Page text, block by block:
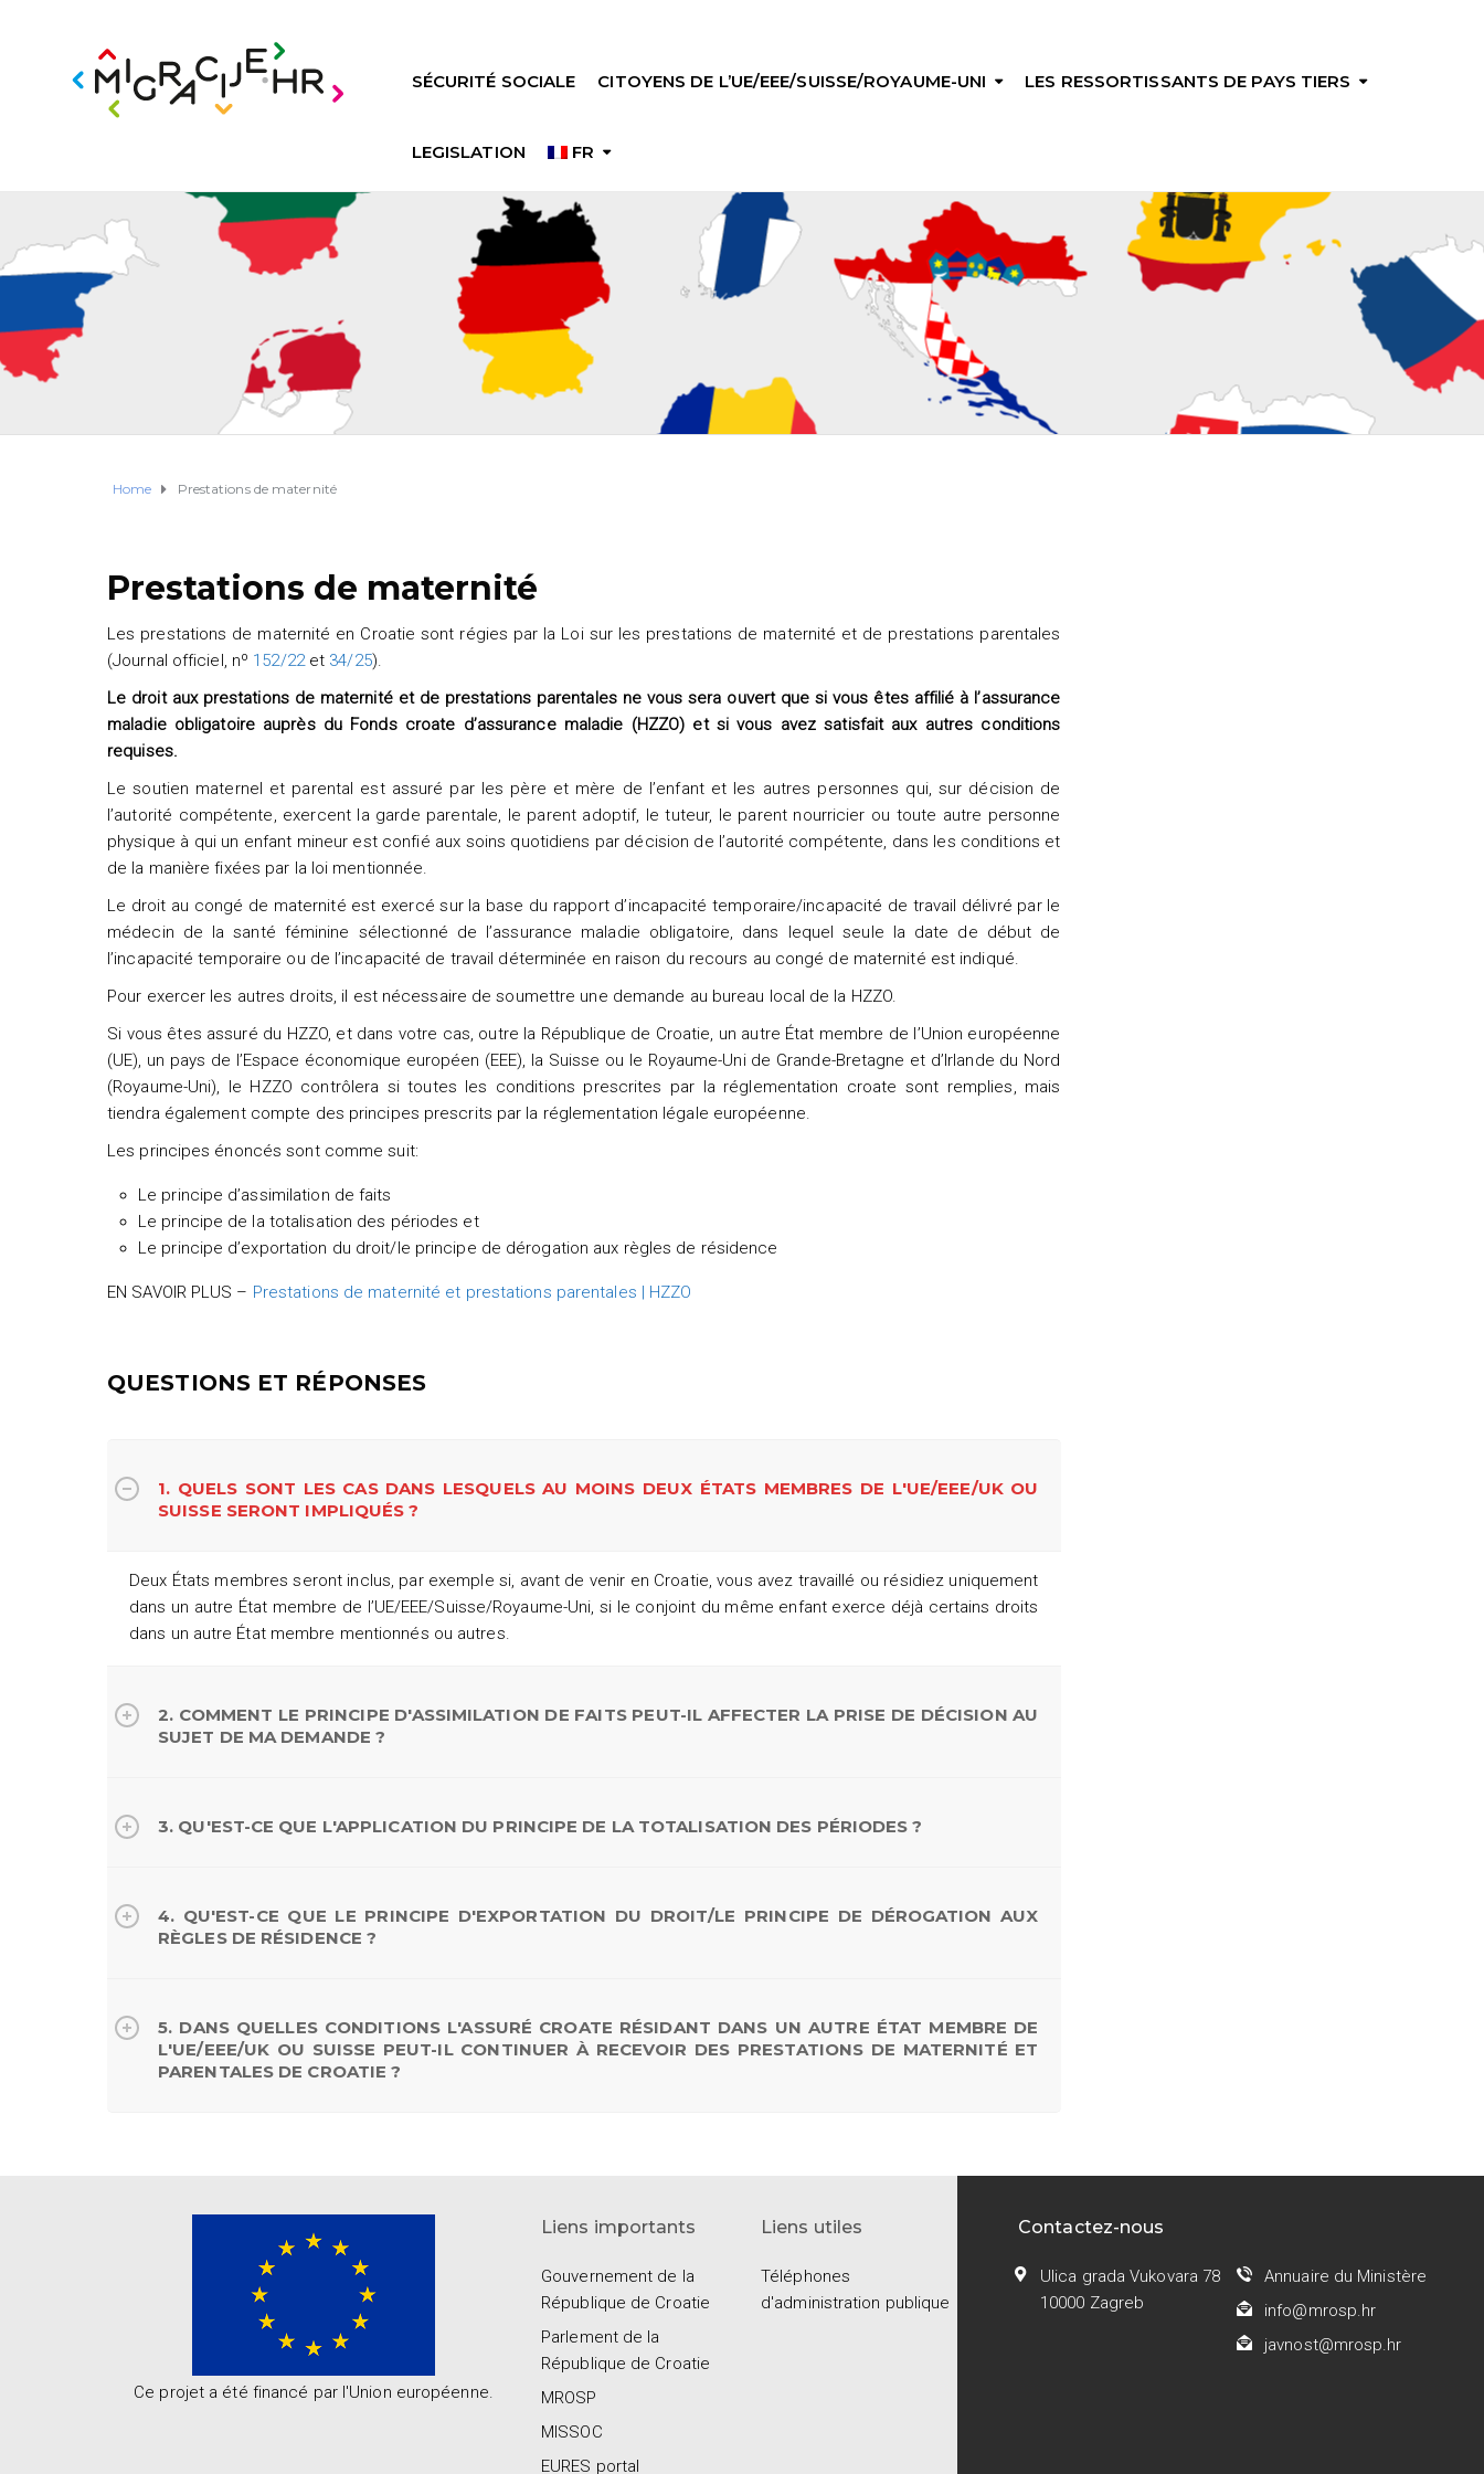
SÉCURITÉ SOCIALE CITOYENS DE L’UE/EEE/SUISSE/ROYAUME-UNI LES RESSORTISSANTS DE PAYS TIERS
LEGISLATION FR
Home Prestations de maternité
Prestations de maternité
Les prestations de maternité en Croatie sont régies par la Loi sur les prestations de maternité et de prestations parentales
(Journal officiel, nº 152/22et 34/25).
Le droit aux prestations de maternité et de prestations parentales ne vous sera ouvert que si vous êtes affilié à l’assurance
maladie obligatoire auprès du Fonds croate d’assurance maladie (HZZO) et si vous avez satisfait aux autres conditions
requises.
Le soutien maternel et parental est assuré par les père et mère de l’enfant et les autres personnes qui, sur décision de
l’autorité compétente, exercent la garde parentale, le parent adoptif, le tuteur, le parent nourricier ou toute autre personne
physique à qui un enfant mineur est confié aux soins quotidiens par décision de l’autorité compétente, dans les conditions et
de la manière fixées par la loi mentionnée.
Le droit au congé de maternité est exercé sur la base du rapport d’incapacité temporaire/incapacité de travail délivré par le
médecin de la santé féminine sélectionné de l’assurance maladie obligatoire, dans lequel seule la date de début de
l’incapacité temporaire ou de l’incapacité de travail déterminée en raison du recours au congé de maternité est indiqué.
Pour exercer les autres droits, il est nécessaire de soumettre une demande au bureau local de la HZZO.
Si vous êtes assuré du HZZO, et dans votre cas, outre la République de Croatie, un autre État membre de l’Union européenne
(UE), un pays de l’Espace économique européen (EEE), la Suisse ou le Royaume-Uni de Grande-Bretagne et d’Irlande du Nord
(Royaume-Uni), le HZZO contrôlera si toutes les conditions prescrites par la réglementation croate sont remplies, mais
tiendra également compte des principes prescrits par la réglementation légale européenne.
Les principes énoncés sont comme suit:
Le principe d’assimilation de faits
Le principe de la totalisation des périodes et
Le principe d’exportation du droit/le principe de dérogation aux règles de résidence
EN SAVOIR PLUS – Prestations de maternité et prestations parentales | HZZO
QUESTIONS ET RÉPONSES
1. QUELS SONT LES CAS DANS LESQUELS AU MOINS DEUX ÉTATS MEMBRES DE L'UE/EEE/UK OU
SUISSE SERONT IMPLIQUÉS ?
Deux États membres seront inclus, par exemple si, avant de venir en Croatie, vous avez travaillé ou résidiez uniquement
dans un autre État membre de l’UE/EEE/Suisse/Royaume-Uni, si le conjoint du même enfant exerce déjà certains droits
dans un autre État membre mentionnés ou autres.
2. COMMENT LE PRINCIPE D'ASSIMILATION DE FAITS PEUT-IL AFFECTER LA PRISE DE DÉCISION AU
SUJET DE MA DEMANDE ?
3. QU'EST-CE QUE L'APPLICATION DU PRINCIPE DE LA TOTALISATION DES PÉRIODES ?
4. QU'EST-CE QUE LE PRINCIPE D'EXPORTATION DU DROIT/LE PRINCIPE DE DÉROGATION AUX
RÈGLES DE RÉSIDENCE ?
5. DANS QUELLES CONDITIONS L'ASSURÉ CROATE RÉSIDANT DANS UN AUTRE ÉTAT MEMBRE DE
L'UE/EEE/UK OU SUISSE PEUT-IL CONTINUER À RECEVOIR DES PRESTATIONS DE MATERNITÉ ET
PARENTALES DE CROATIE ?
Ce projet a été financé par l'Union européenne.
Liens importants
Gouvernement de la
République de Croatie
Parlement de la
République de Croatie
MROSP
MISSOC
EURES portal
Liens utiles
Téléphones
d'administration publique
Contactez-nous
Ulica grada Vukovara 78
10000 Zagreb
Annuaire du Ministère
info@mrosp.hr
javnost@mrosp.hr